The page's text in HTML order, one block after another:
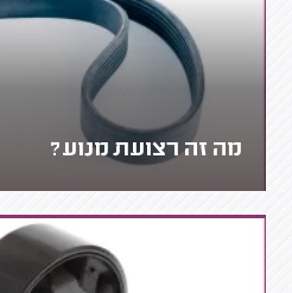
מה זה רצועת מנוע?